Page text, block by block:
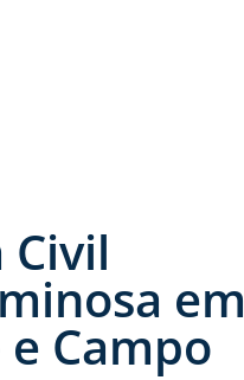
Civil
em
Campo